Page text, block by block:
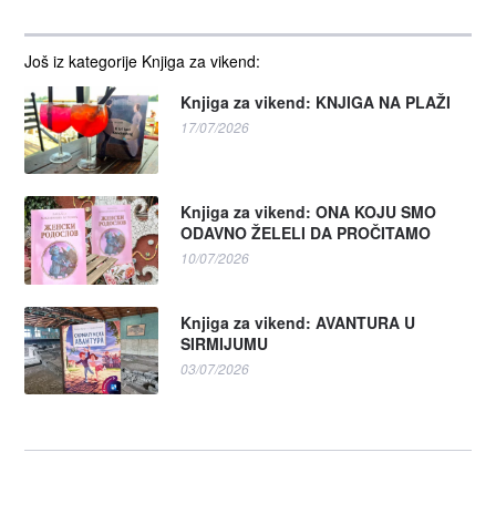
Još iz kategorije Knjiga za vikend:
Knjiga za vikend: KNJIGA NA PLAŽI
17/07/2026
Knjiga za vikend: ONA KOJU SMO
ODAVNO ŽELELI DA PROČITAMO
10/07/2026
Knjiga za vikend: AVANTURA U
SIRMIJUMU
03/07/2026